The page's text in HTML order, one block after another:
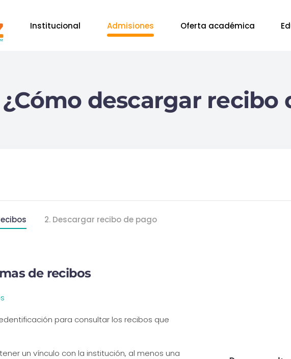
Institucional Admisiones Oferta académica
¿Cómo descargar recibo
2. Descargar recibo de pago
de recibos
para consultar los recibos que
un vínculo con la institución, al menos una